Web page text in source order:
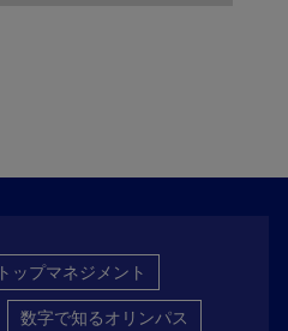
トップマネジメント
数字で知るオリンパス